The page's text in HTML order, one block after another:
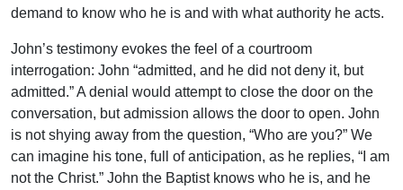
demand to know who he is and with what authority he acts.
John’s testimony evokes the feel of a courtroom
interrogation: John “admitted, and he did not deny it, but
admitted.” A denial would attempt to close the door on the
conversation, but admission allows the door to open. John
is not shying away from the question, “Who are you?” We
can imagine his tone, full of anticipation, as he replies, “I am
not the Christ.” John the Baptist knows who he is, and he